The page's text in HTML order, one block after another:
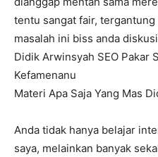
tentu sangat fair,
masalah ini biss anda
Didik Arwinsyah SEO Pakar
Kefamenanu
Materi Apa Saja Yang Mas
Anda tidak hanya belajar
saya, melainkan banyak